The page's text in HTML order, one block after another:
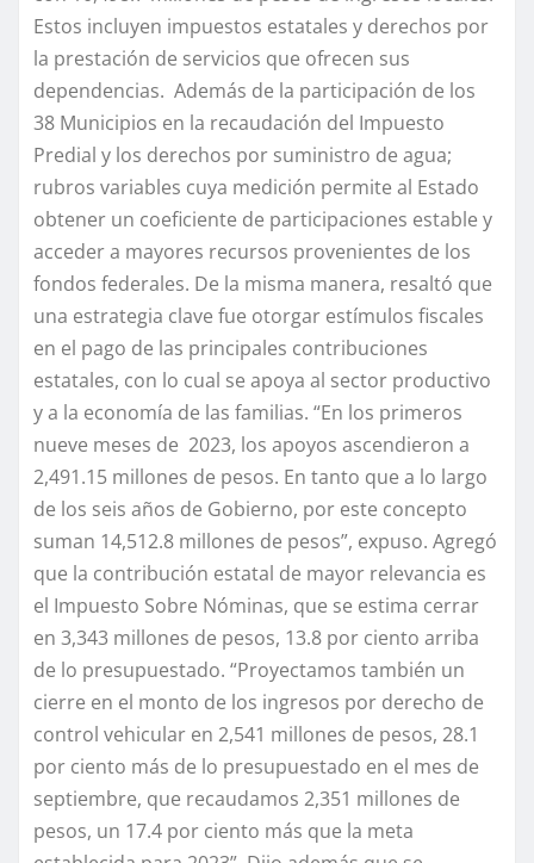
Estos incluyen impuestos estatales y derechos por
la prestación de servicios que ofrecen sus
dependencias. Además de la participación de los
38 Municipios en la recaudación del Impuesto
Predial y los derechos por suministro de agua;
rubros variables cuya medición permite al Estado
obtener un coeficiente de participaciones estable y
acceder a mayores recursos provenientes de los
fondos federales. De la misma manera, resaltó que
una estrategia clave fue otorgar estímulos fiscales
en el pago de las principales contribuciones
estatales, con lo cual se apoya al sector productivo
y a la economía de las familias. “En los primeros
nueve meses de 2023, los apoyos ascendieron a
2,491.15 millones de pesos. En tanto que a lo largo
de los seis años de Gobierno, por este concepto
suman 14,512.8 millones de pesos”, expuso. Agregó
que la contribución estatal de mayor relevancia es
el Impuesto Sobre Nóminas, que se estima cerrar
en 3,343 millones de pesos, 13.8 por ciento arriba
de lo presupuestado. “Proyectamos también un
cierre en el monto de los ingresos por derecho de
control vehicular en 2,541 millones de pesos, 28.1
por ciento más de lo presupuestado en el mes de
septiembre, que recaudamos 2,351 millones de
pesos, un 17.4 por ciento más que la meta